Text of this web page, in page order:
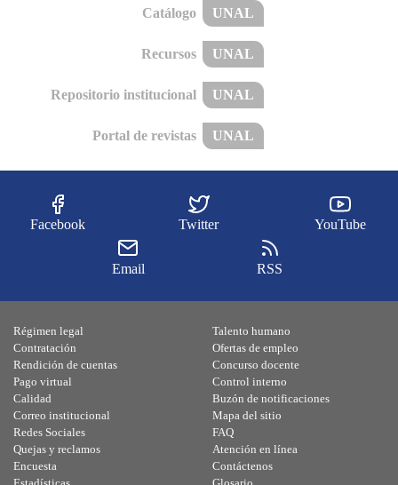
Catálogo UNAL
Recursos UNAL
Repositorio institucional UNAL
Portal de revistas UNAL
Facebook Twitter YouTube
Email RSS
Régimen legal
Contratación
Rendición de cuentas
Pago virtual
Calidad
Talento humano
Ofertas de empleo
Concurso docente
Control interno
Buzón de notificaciones
Correo institucional
Redes Sociales
Quejas y reclamos
Encuesta
Mapa del sitio
FAQ
Atención en línea
Contáctenos